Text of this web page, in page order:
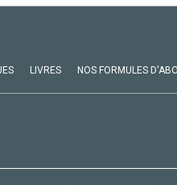
LIVRES NOS FORMULES